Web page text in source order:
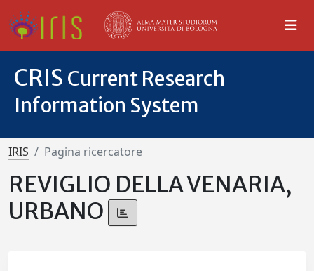
CRIS Current Research
Information System
IRIS Pagina ricercatore
REVIGLIO DELLA VENARIA,
URBANO